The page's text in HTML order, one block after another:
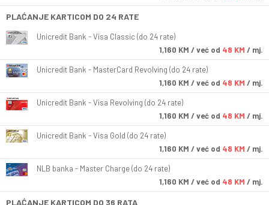
PLAĆANJE KARTICOM DO 24 RATE
Unicredit Bank - Visa Classic (do 24 rate)
1,160 KM / već od 48 KM / mj.
Unicredit Bank - MasterCard Revolving (do 24 rate)
1,160 KM / već od 48 KM / mj.
Unicredit Bank - Visa Revolving (do 24 rate)
1,160 KM / već od 48 KM / mj.
Unicredit Bank - Visa Gold (do 24 rate)
1,160 KM / već od 48 KM / mj.
NLB banka - Master Charge (do 24 rate)
1,160 KM / već od 48 KM / mj.
PLAĆANJE KARTICOM DO 36 RATA